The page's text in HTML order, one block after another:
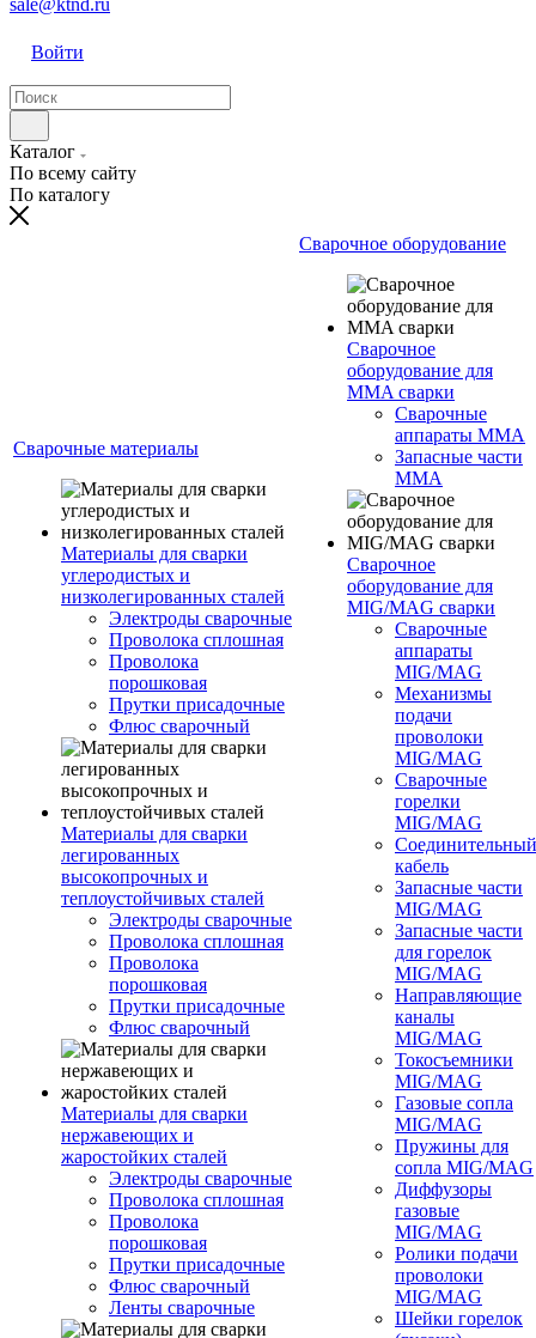
sale@ktnd.ru
Войти
Каталог
По всему сайту
По каталогу
Сварочные материалы
Материалы для сварки
углеродистых и
низколегированных сталей
Электроды сварочные
Проволока сплошная
Проволока
порошковая
Прутки присадочные
Флюс сварочный
Материалы для сварки
легированных
высокопрочных и
теплоустойчивых сталей
Электроды сварочные
Проволока сплошная
Проволока
порошковая
Прутки присадочные
Флюс сварочный
Материалы для сварки
нержавеющих и
жаростойких сталей
Электроды сварочные
Проволока сплошная
Проволока
порошковая
Прутки присадочные
Флюс сварочный
Ленты сварочные
Сварочное оборудование
Сварочное
оборудование для
MMA сварки
Сварочные
аппараты MMA
Запасные части
MMA
Сварочное
оборудование для
MIG/MAG сварки
Сварочные
аппараты
MIG/MAG
Механизмы
подачи
проволоки
MIG/MAG
Сварочные
горелки
MIG/MAG
Соединительный
кабель
Запасные части
MIG/MAG
Запасные части
для горелок
MIG/MAG
Направляющие
каналы
MIG/MAG
Токосъемники
MIG/MAG
Газовые сопла
MIG/MAG
Пружины для
сопла MIG/MAG
Диффузоры
газовые
MIG/MAG
Ролики подачи
проволоки
MIG/MAG
Шейки горелок